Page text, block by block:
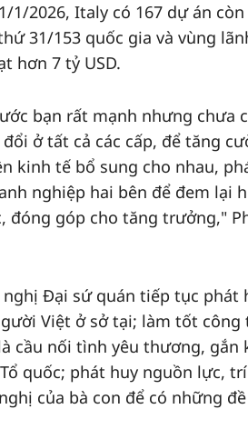
1/2026, Italy có 167 dự án
31/153 quốc gia và vùng
hơn 7 tỷ USD.
bạn rất mạnh nhưng chưa
ở tất cả các cấp, để tăng
kinh tế bổ sung cho nhau,
nghiệp hai bên để đem lại
góp cho tăng trưởng,"
Đại sứ quán tiếp tục phát
Việt ở sở tại; làm tốt công
cầu nối tình yêu thương, gắn
quốc; phát huy nguồn lực,
của bà con để có những